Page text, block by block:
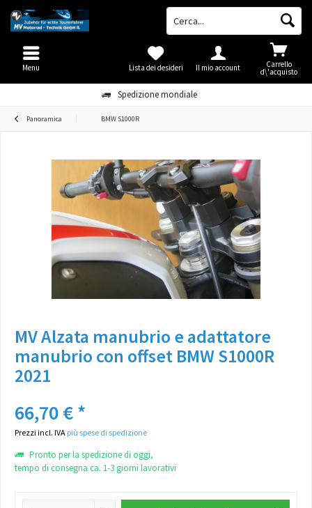
Spedizione mondiale
Carrello
d\'acquisto
Lista dei desideri Il mio account
Menu
Panoramica BMW S1000R
MV Alzata manubrio e adattatore
manubrio con offset BMW S1000R
2021
66,70 € *
Prezzi incl. IVA più spese di spedizione
Pronto per la spedizione di oggi,
tempo di consegna ca. 1-3 giorni lavorativi